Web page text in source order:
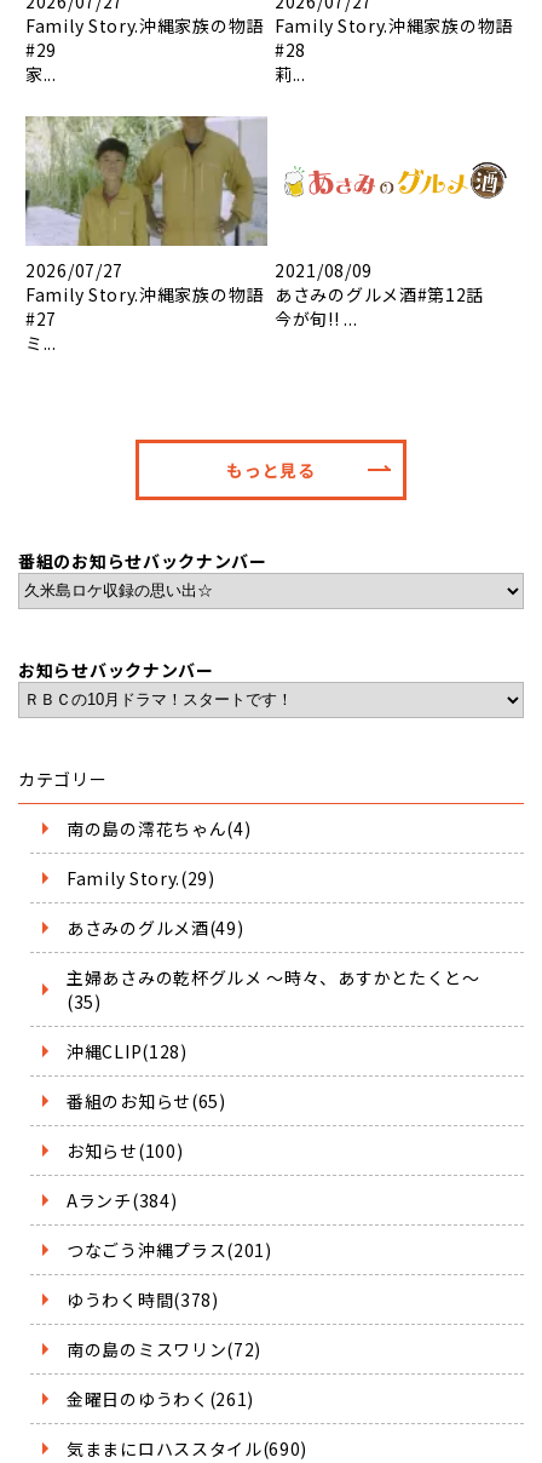
Family Story.沖縄家族の物語
#29
家...
Family Story.沖縄家族の物語
#28
莉...
2026/07/27
Family Story.沖縄家族の物語
#27
ミ...
2021/08/09
あさみのグルメ酒#第12話
今が旬!! ...
もっと見る
番組のお知らせバックナンバー
お知らせバックナンバー
カテゴリー
南の島の澪花ちゃん(4)
Family Story.(29)
あさみのグルメ酒(49)
主婦あさみの乾杯グルメ ～時々、あすかとたくと～
(35)
沖縄CLIP(128)
番組のお知らせ(65)
お知らせ(100)
Aランチ(384)
つなごう沖縄プラス(201)
ゆうわく時間(378)
南の島のミスワリン(72)
金曜日のゆうわく(261)
気ままにロハススタイル(690)